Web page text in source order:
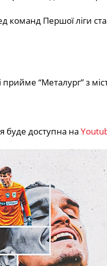
команд Першої ліги
“Металург” з
буде доступна на